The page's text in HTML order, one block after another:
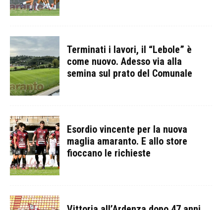
Terminati i lavori, il “Lebole” è
come nuovo. Adesso via alla
semina sul prato del Comunale
Esordio vincente per la nuova
maglia amaranto. E allo store
fioccano le richieste